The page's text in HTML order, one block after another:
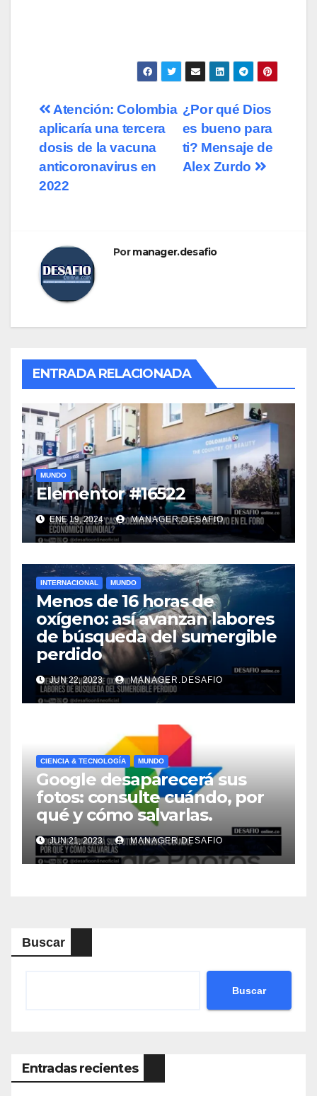
Navegación
de
entradas
¿Por qué Dios
es bueno para
ti? Mensaje de
Alex Zurdo
Atención: Colombia
aplicaría una tercera
dosis de la vacuna
anticoronavirus en
2022
Pormanager.desafio
ENTRADA RELACIONADA
MUNDO
Elementor #16522
ENE 19, 2024 MANAGER.DESAFIO
INTERNACIONAL MUNDO
Menos de 16 horas de
oxígeno: así avanzan labores
de búsqueda del sumergible
perdido
JUN 22, 2023 MANAGER.DESAFIO
CIENCIA & TECNOLOGÍA MUNDO
Google desaparecerá sus
fotos: consulte cuándo, por
qué y cómo salvarlas.
JUN 21, 2023 MANAGER.DESAFIO
Buscar
Buscar
Entradas recientes